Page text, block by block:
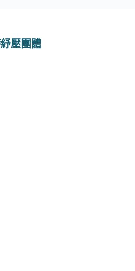
壓團體